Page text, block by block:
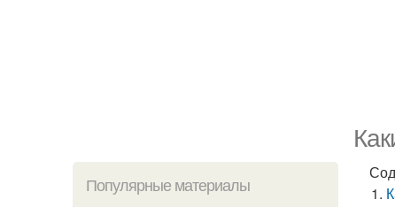
Популярные материалы